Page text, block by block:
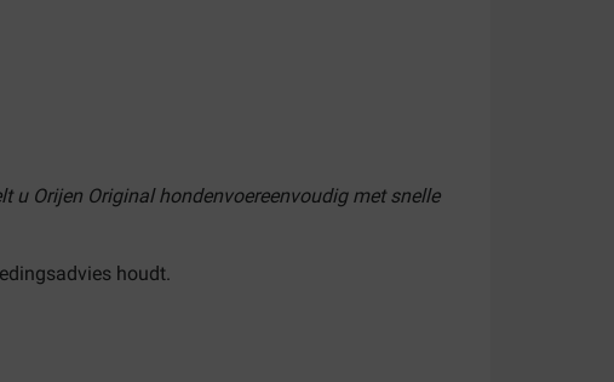
u Orijen Original hondenvoereenvoudig met snelle
houdt.